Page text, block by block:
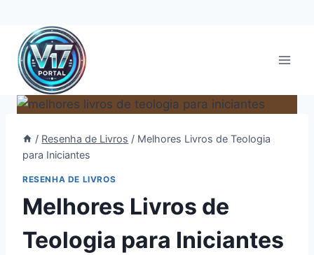
Pular
para
Conteúdo
/ Resenha de Livros / Melhores Livros de Teologia
para Iniciantes
RESENHA DE LIVROS
Melhores Livros de
Teologia para Iniciantes